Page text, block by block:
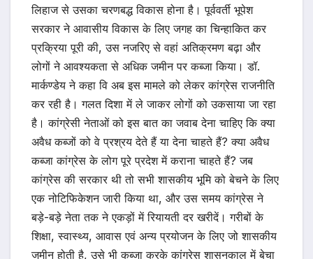
लिहाज से उसका चरणबद्ध विकास होना है। पूर्ववर्ती भूपेश
सरकार ने आवासीय विकास के लिए जगह का चिन्हाकित कर
प्रक्रिया पूरी की, उस नजरिए से वहां अतिक्रमण बढ़ा और
लोगों ने आवश्यकता से अधिक जमीन पर कब्जा किया। डॉ.
मार्कण्डेय ने कहा वि अब इस मामले को लेकर कांग्रेस राजनीति
कर रही है। गलत दिशा में ले जाकर लोगों को उकसाया जा रहा
है। कांग्रेसी नेताओं को इस बात का जवाब देना चाहिए कि क्या
अवैध कब्जों को वे प्रश्रय देते हैं या देना चाहते हैं? क्या अवैध
कब्जा कांग्रेस के लोग पूरे प्रदेश में कराना चाहते हैं? जब
कांग्रेस की सरकार थी तो सभी शासकीय भूमि को बेचने के लिए
एक नोटिफिकेशन जारी किया था, और उस समय कांग्रेस ने
बड़े-बड़े नेता तक ने एकड़ों में रियायती दर खरीदें। गरीबों के
शिक्षा, स्वास्थ्य, आवास एवं अन्य प्रयोजन के लिए जो शासकीय
जमीन होती है, उसे भी कब्जा करके कांग्रेस शासनकाल में बेचा